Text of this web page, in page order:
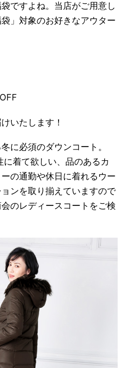
ですよね。当店がご用意し
」対象のお好きなアウター
いたします！
に必須のダウンコート。
着て欲しい、品のあるカ
の通勤や休日に着れるウー
ンを取り揃えていますので
のレディースコートをご検